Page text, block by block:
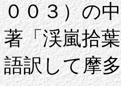
００３）の
著「渓嵐拾
語訳して摩